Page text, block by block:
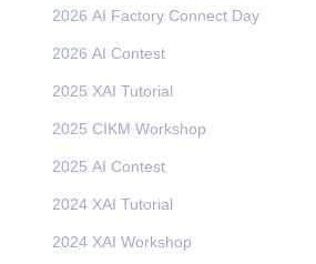
2026 AI Factory Connect Day
2026 AI Contest
2025 XAI Tutorial
2025 CIKM Workshop
2025 AI Contest
2024 XAI Tutorial
2024 XAI Workshop